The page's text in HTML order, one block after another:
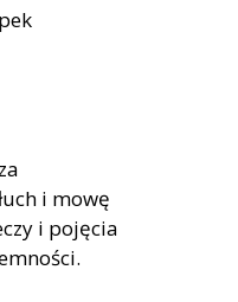
i mowę
i po­ję­cia